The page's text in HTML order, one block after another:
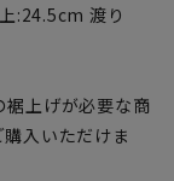
:24.5cm 渡り
上げが必要な商
入いただけま